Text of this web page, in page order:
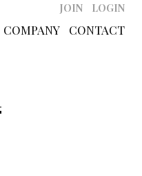
JOIN LOGIN
COMPANY CONTACT